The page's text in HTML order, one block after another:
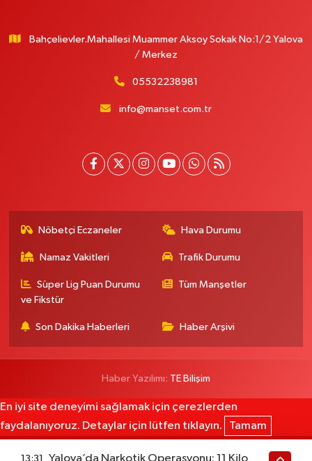
Bahçelievler.Mahallesi Muammer Aksoy Sokak No:1/2 Yalova
/ Merkez
05532238981
info@manset.com.tr
Nöbetçi Eczaneler Hava Durumu
Namaz Vakitleri Trafik Durumu
Süper Lig Puan Durumu
ve Fikstür
Tüm Manşetler
Son Dakika Haberleri Haber Arşivi
Haber Yazılımı: TE Bilişim
En iyi site deneyimi sağlamak için çerezlerden
faydalanıyoruz. Detaylar için lütfen tıklayın.
Tamam
13:31 Yalova’da Narkotik Operasyonu: 11 Kilo